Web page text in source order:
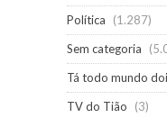
Política
(1.287)
Sem categoria
Tá todo mundo
TV do Tião
(3)